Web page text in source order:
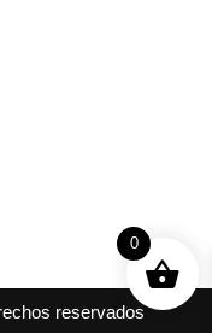
reservados
0